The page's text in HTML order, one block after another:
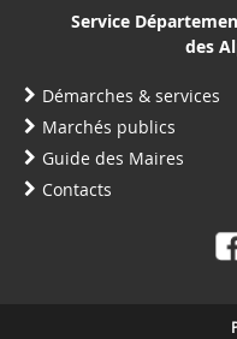
Service
des
Démarches & services
Marchés publics
Guide des Maires
Contacts